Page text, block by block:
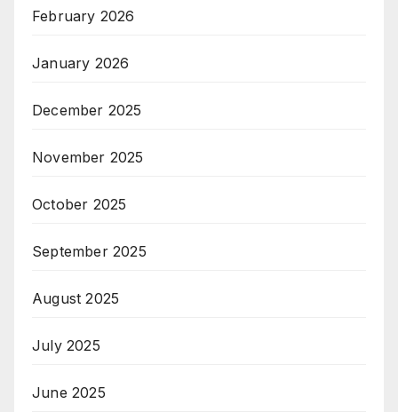
February 2026
January 2026
December 2025
November 2025
October 2025
September 2025
August 2025
July 2025
June 2025